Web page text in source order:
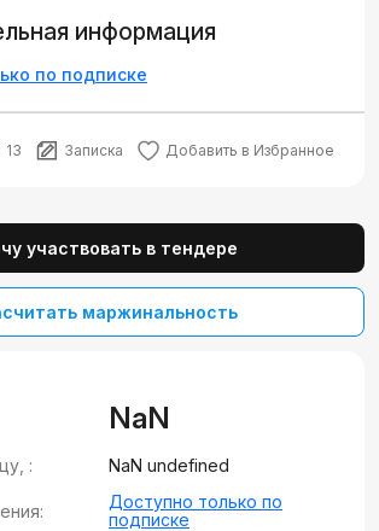
информация
по подписке
13 Записка Добавить в Избранное
участвовать в тендере
маржинальность
NaN
: NaN undefined
Доступно только по
подписке